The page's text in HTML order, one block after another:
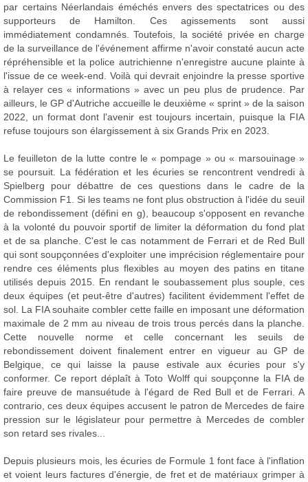
par certains Néerlandais éméchés envers des spectatrices ou des
supporteurs de Hamilton. Ces agissements sont aussi
immédiatement condamnés. Toutefois, la société privée en charge
de la surveillance de l'événement affirme n'avoir constaté aucun acte
répréhensible et la police autrichienne n'enregistre aucune plainte à
l'issue de ce week-end. Voilà qui devrait enjoindre la presse sportive
à relayer ces « informations » avec un peu plus de prudence. Par
ailleurs, le GP d'Autriche accueille le deuxième « sprint » de la saison
2022, un format dont l'avenir est toujours incertain, puisque la FIA
refuse toujours son élargissement à six Grands Prix en 2023.
Le feuilleton de la lutte contre le « pompage » ou « marsouinage »
se poursuit. La fédération et les écuries se rencontrent vendredi à
Spielberg pour débattre de ces questions dans le cadre de la
Commission F1. Si les teams ne font plus obstruction à l'idée du seuil
de rebondissement (défini en g), beaucoup s'opposent en revanche
à la volonté du pouvoir sportif de limiter la déformation du fond plat
et de sa planche. C'est le cas notamment de Ferrari et de Red Bull
qui sont soupçonnées d'exploiter une imprécision réglementaire pour
rendre ces éléments plus flexibles au moyen des patins en titane
utilisés depuis 2015. En rendant le soubassement plus souple, ces
deux équipes (et peut-être d'autres) facilitent évidemment l'effet de
sol. La FIA souhaite combler cette faille en imposant une déformation
maximale de 2 mm au niveau de trois trous percés dans la planche.
Cette nouvelle norme et celle concernant les seuils de
rebondissement doivent finalement entrer en vigueur au GP de
Belgique, ce qui laisse la pause estivale aux écuries pour s'y
conformer. Ce report déplaît à Toto Wolff qui soupçonne la FIA de
faire preuve de mansuétude à l'égard de Red Bull et de Ferrari. A
contrario, ces deux équipes accusent le patron de Mercedes de faire
pression sur le législateur pour permettre à Mercedes de combler
son retard ses rivales...
Depuis plusieurs mois, les écuries de Formule 1 font face à l'inflation
et voient leurs factures d'énergie, de fret et de matériaux grimper à